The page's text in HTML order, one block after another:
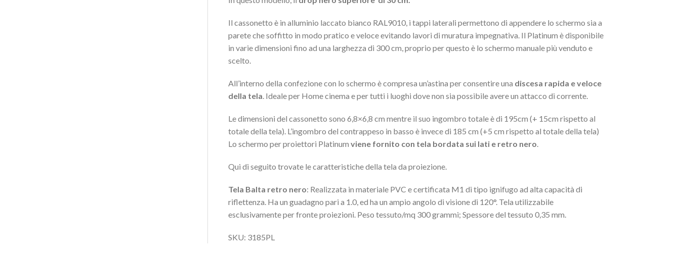
Il cassonetto è in alluminio laccato bianco RAL9010, i tappi laterali permettono di appendere lo schermo sia a
parete che soffitto in modo pratico e veloce evitando lavori di muratura impegnativa. Il Platinum è disponibile
in varie dimensioni fino ad una larghezza di 300 cm, proprio per questo è lo schermo manuale più venduto e
scelto.
All’interno della confezione con lo schermo è compresa un’astina per consentire una discesa rapida e veloce
della tela. Ideale per Home cinema e per tutti i luoghi dove non sia possibile avere un attacco di corrente.
Le dimensioni del cassonetto sono 6,8×6,8 cm mentre il suo ingombro totale è di 195cm (+ 15cm rispetto al
totale della tela). L’ingombro del contrappeso in basso è invece di 185 cm (+5 cm rispetto al totale della tela)
Lo schermo per proiettori Platinum viene fornito con tela bordata sui lati e retro nero.
Qui di seguito trovate le caratteristiche della tela da proiezione.
Tela Balta retro nero: Realizzata in materiale PVC e certificata M1 di tipo ignifugo ad alta capacità di
riflettenza. Ha un guadagno pari a 1.0, ed ha un ampio angolo di visione di 120°. Tela utilizzabile
esclusivamente per fronte proiezioni. Peso tessuto/mq 300 grammi; Spessore del tessuto 0,35 mm.
SKU: 3185PL